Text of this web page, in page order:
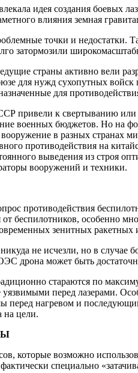
идея создания боевых
влияния земная
точки и недостатки.
затормозили
страны активно вели
для нужд сухопутных
для
привели к свертыванию
военных бюджетов. Но на
в разных странах
противодействия на
выведения из строя
вооружений и техники.
противодействия
беспилотников, особенно
зенитных ракетных
не исчезли, но в
дрона может быть
стараются по
перед лазерами.
перед нагревом и
на цели.
которые возможно
специально